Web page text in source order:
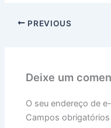
PREVIOUS
Deixe um
O seu endereço de
Campos